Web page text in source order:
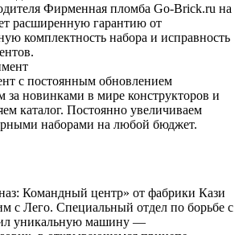
Фирменная пломба Go-Brick.ru на
расширенную гарантию от
комплектность набора и исправность
с постоянным обновлением
за новинками в мире конструкторов и
каталог. Постоянно увеличиваем
наборами на любой бюджет.
Командный центр» от фабрики Кази
с Лего. Специальный отдел по борьбе с
уникальную машину —